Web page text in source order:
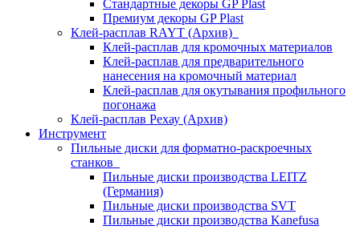
Стандартные декоры GP Plast
Премиум декоры GP Plast
Клей-расплав RAYT (Архив)
Клей-расплав для кромочных материалов
Клей-расплав для предварительного
нанесения на кромочный материал
Клей-расплав для окутывания профильного
погонажа
Клей-расплав Рехау (Архив)
Инструмент
Пильные диски для форматно-раскроечных
станков
Пильные диски производства LEITZ
(Германия)
Пильные диски производства SVT
Пильные диски производства Kanefusa